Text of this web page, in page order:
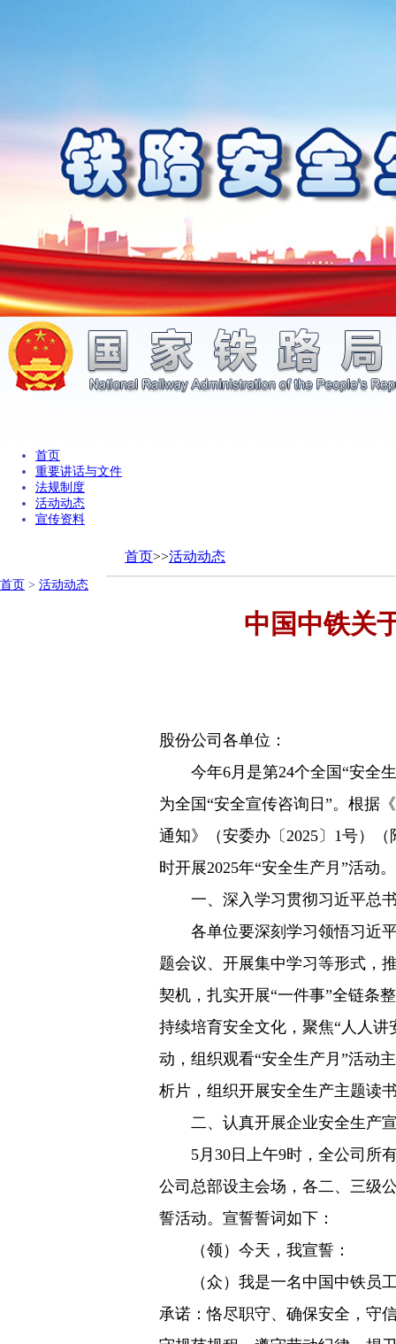
首页
重要讲话与文件
法规制度
活动动态
宣传资料
首页>>活动动态
首页 > 活动动态
中国中铁关
股份公司各单位：
今年6月是第24个全国“安全生
为全国“安全宣传咨询日”。根据
通知》（安委办〔2025〕1号）
时开展2025年“安全生产月”活动
一、深入学习贯彻习近平总书
各单位要深刻学习领悟习近平
题会议、开展集中学习等形式，
契机，扎实开展“一件事”全链条
持续培育安全文化，聚焦“人人
动，组织观看“安全生产月”活动
析片，组织开展安全生产主题读
二、认真开展企业安全生产
5月30日上午9时，全公司所有
公司总部设主会场，各二、三级
誓活动。宣誓誓词如下：
（领）今天，我宣誓：
（众）我是一名中国中铁员工
承诺：恪尽职守、确保安全，守